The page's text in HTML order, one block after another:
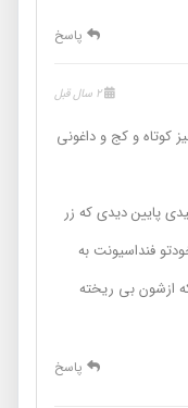
پاسخ
و کج و داغونی
دیدی که زر
به
بی ریخته
پاسخ